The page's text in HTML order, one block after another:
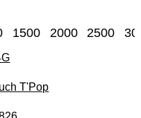
1500 2000 2500
T'Pop